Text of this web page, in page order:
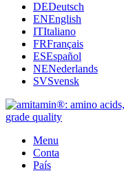
DEDeutsch
ENEnglish
ITItaliano
FRFrançais
ESEspañol
NENederlands
SVSvensk
Menu
Conta
País